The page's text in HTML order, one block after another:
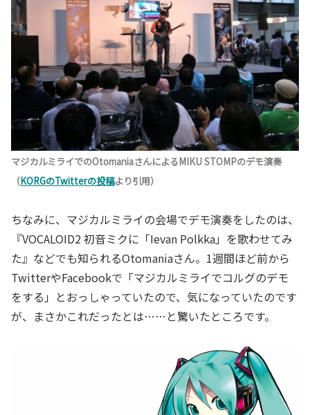
マジカルミライでのOtomaniaさんによるMIKU STOMPのデモ演奏
（KORGのTwitterの投稿より引用）
ちなみに、マジカルミライの会場でデモ演奏をしたのは、
『VOCALOID2 初音ミクに「Ievan Polkka」を歌わせてみ
た』などでも知られるOtomaniaさん。1週間ほど前から
TwitterやFacebookで「マジカルミライでコルグのデモ
をする」とおっしゃっていたので、気になっていたのです
が、まさかこれだったとは……と驚いたところです。